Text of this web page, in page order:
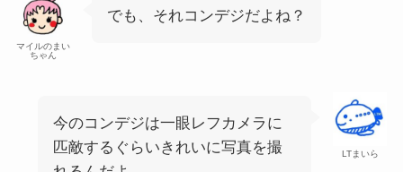
マイルのまい
ちゃん
でも、それコンデジだよね？
LTまいら
今のコンデジは一眼レフカメラに
匹敵するぐらいきれいに写真を撮